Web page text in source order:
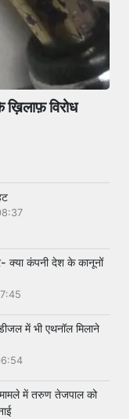
ख़िलाफ़ विरोध
क्या कंपनी देश के कानूनों
में भी एथनॉल मिलाने
में तरुण तेजपाल को